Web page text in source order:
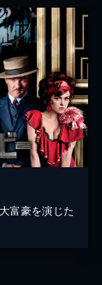
富豪を演じた